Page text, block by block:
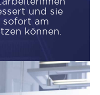
und sie
sofort am
können.